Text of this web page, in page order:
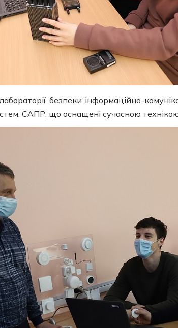
безпеки інформаційно-
САПР, що оснащені сучасною